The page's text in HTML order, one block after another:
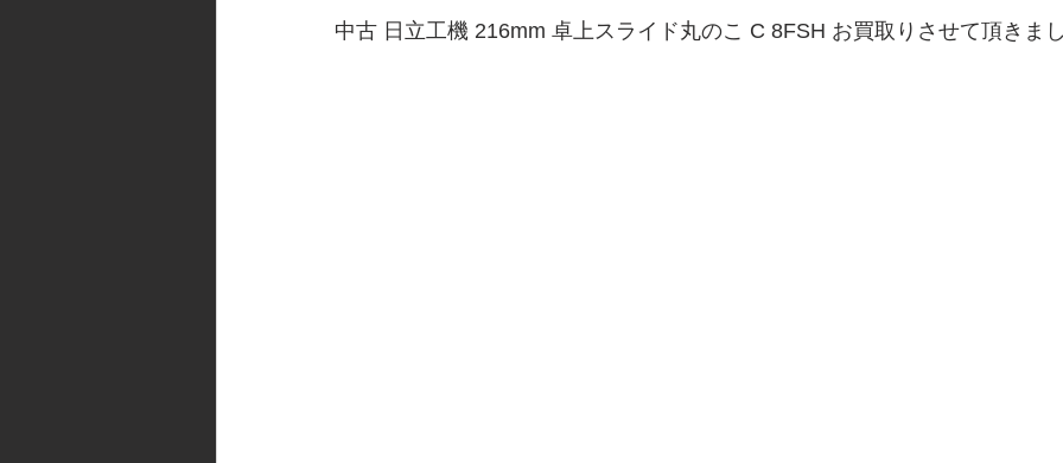
中古 日立工機 216mm 卓上スライド丸のこ C 8FSH お買取りさせて頂きま